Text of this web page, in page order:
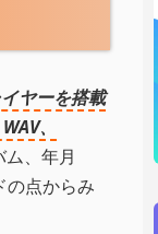
ヤーを搭載
、
、年月
の点からみ